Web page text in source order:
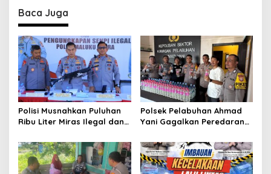
n
a
v
i
g
a
t
i
o
n
Baca Juga
Polisi Musnahkan Puluhan
Ribu Liter Miras Ilegal dan
Peredaran Senjata Api
Lintas Negara
Polsek Pelabuhan Ahmad
Yani Gagalkan Peredaran
Disembunyikan di Dapur
Kapal